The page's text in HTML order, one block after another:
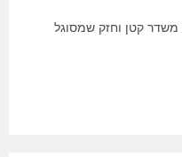
קטן וחזק שמסוגל